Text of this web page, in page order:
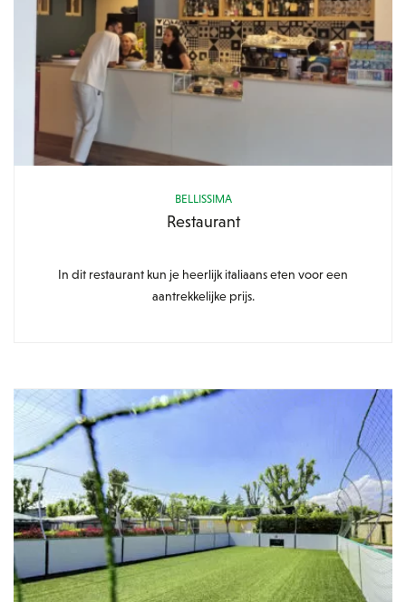
BELLISSIMA
Restaurant
In dit restaurant kun je heerlijk italiaans eten voor een
aantrekkelijke prijs.